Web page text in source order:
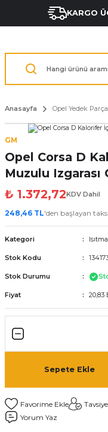
KARGO
Anasayfa Opel Yedek Parça
GM
Opel Corsa D
Muzulu Izgarası
₺ 1.372,72KDV Dahil
248,46 TL'den başlayan
Kategori
Stok Kodu
Stok Durumu
Fiyat 20,83
Sepete Ekle
Yorum Yaz